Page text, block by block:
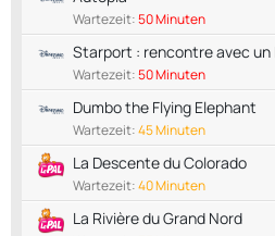
Wartezeit:50 Minuten
Starport : rencontre avec un
Wartezeit:50 Minuten
Dumbo the Flying Elephant
Wartezeit:45 Minuten
La Descente du Colorado
Wartezeit:40 Minuten
La Rivière du Grand Nord